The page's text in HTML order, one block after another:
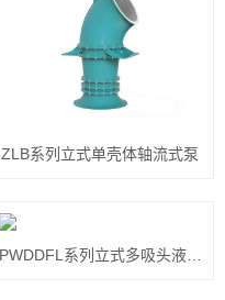
ZLB系列立式单壳体轴流式泵
PWDDFL系列立式多吸头液下排污泵